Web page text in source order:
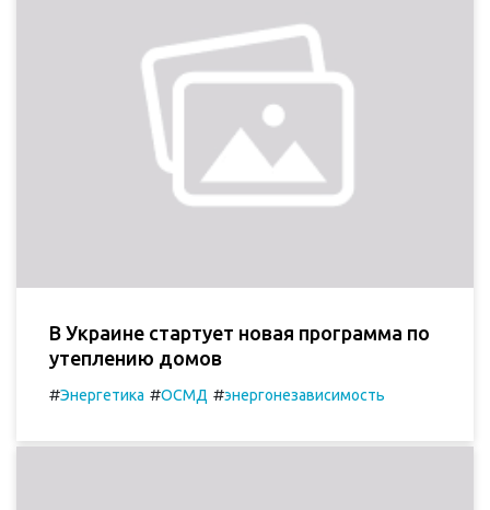
В Украине стартует новая программа по
утеплению домов
#Энергетика #ОСМД #энергонезависимость